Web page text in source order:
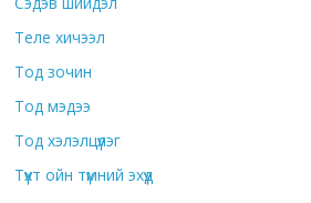
Теле хичээл
Тод зочин
Тод мэдээ
Тод хэлэлцүүлэг
Түүхт ойн түмний эхүүд